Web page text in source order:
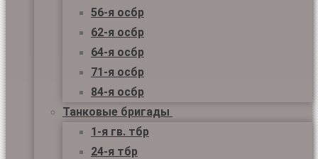
56-я осбр
62-я осбр
64-я осбр
71-я осбр
84-я осбр
Танковые бригады
1-я гв. тбр
24-я тбр